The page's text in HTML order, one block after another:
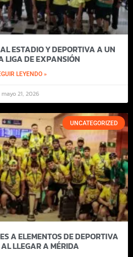
ESTADIO Y DEPORTIVA A UN
LIGA DE EXPANSIÓN
LEYENDO »
mayo 21, 2026
UNCATEGORIZED
A ELEMENTOS DE DEPORTIVA
LLEGAR A MÉRIDA